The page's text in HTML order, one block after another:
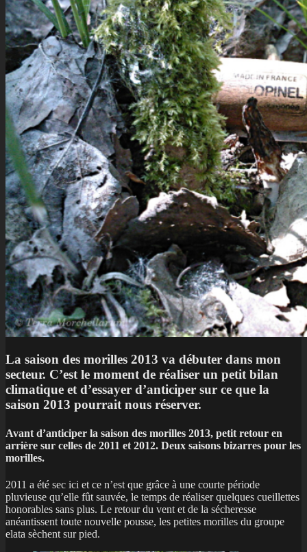
La saison des morilles 2013 va débuter dans mon
secteur. C’est le moment de réaliser un petit bilan
climatique et d’essayer d’anticiper sur ce que la
saison 2013 pourrait nous réserver.
Avant d’anticiper la saison des morilles 2013, petit retour en
arrière sur celles de 2011 et 2012. Deux saisons bizarres pour les
morilles.
2011 a été sec ici et ce n’est que grâce à une courte période
pluvieuse qu’elle fût sauvée, le temps de réaliser quelques cueillettes
honorables sans plus. Le retour du vent et de la sécheresse
anéantissent toute nouvelle pousse, les petites morilles du groupe
elata sèchent sur pied.